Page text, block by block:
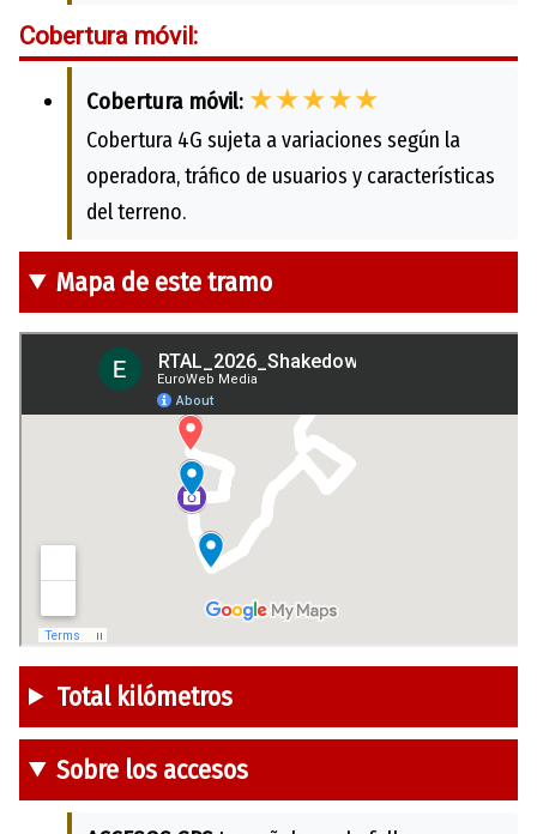
Cobertura móvil:
Cobertura móvil: ★★★★★
Cobertura 4G sujeta a variaciones según la
operadora, tráfico de usuarios y características
del terreno.
Mapa de este tramo
Total kilómetros
Sobre los accesos